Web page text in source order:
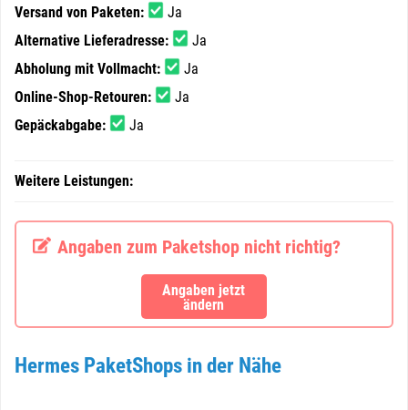
Versand von Paketen:
Ja
Alternative Lieferadresse:
Ja
Abholung mit Vollmacht:
Ja
Online-Shop-Retouren:
Ja
Gepäckabgabe:
Ja
Weitere Leistungen:
Angaben zum Paketshop nicht richtig?
Angaben jetzt
ändern
Hermes PaketShops in der Nähe